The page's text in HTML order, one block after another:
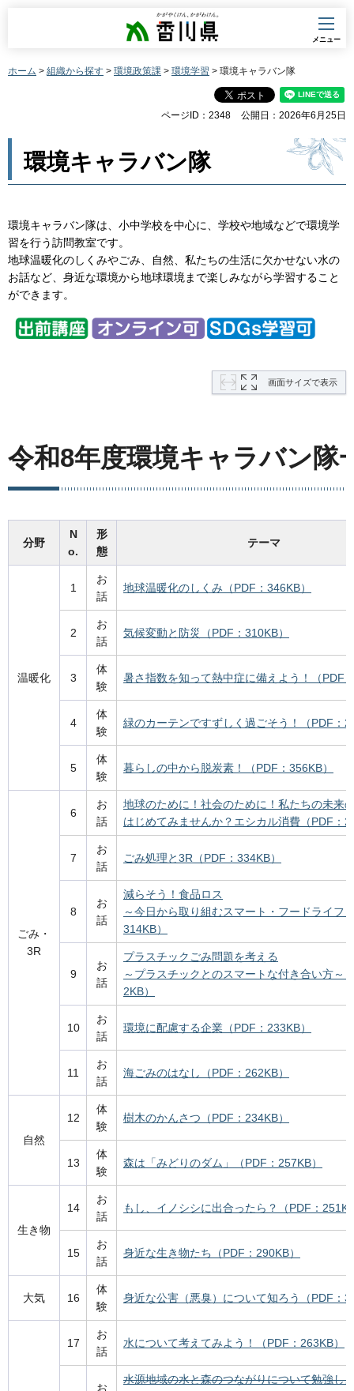
香川県
メニュー
ホーム > 組織から探す > 環境政策課 > 環境学習 > 環境キャラバン隊
ページID：2348 公開日：2026年6月25日
環境キャラバン隊
環境キャラバン隊は、小中学校を中心に、学校や地域などで環境学
習を行う訪問教室です。
地球温暖化のしくみやごみ、自然、私たちの生活に欠かせない水の
お話など、身近な環境から地球環境まで楽しみながら学習すること
ができます。
画面サイズで表示
令和8年度環境キャラバン隊
分野
N
o.
形
態
テーマ
温暖化
1
お
話
地球温暖化のしくみ（PDF：346KB）
2
お
話
気候変動と防災（PDF：310KB）
3
体
験
暑さ指数を知って熱中症に備えよう！（PDF
4
体
験
緑のカーテンですずしく過ごそう！（PDF：
5
体
験
暮らしの中から脱炭素！（PDF：356KB）
ごみ・
3R
6
お
話
地球のために！社会のために！私たちの未来
はじめてみませんか？エシカル消費（PDF：
7
お
話
ごみ処理と3R（PDF：334KB）
8
お
話
減らそう！食品ロス
～今日から取り組むスマート・フードライフ
314KB）
9
お
話
プラスチックごみ問題を考える
～プラスチックとのスマートな付き合い方～
2KB）
10
お
話
環境に配慮する企業（PDF：233KB）
11
お
話
海ごみのはなし（PDF：262KB）
自然
12
体
験
樹木のかんさつ（PDF：234KB）
13
体
験
森は「みどりのダム」（PDF：257KB）
生き物
14
お
話
もし、イノシシに出合ったら？（PDF：
15
お
話
身近な生き物たち（PDF：290KB）
大気 16
体
験
身近な公害（悪臭）について知ろう（PDF：
17
お
話
水について考えてみよう！（PDF：263KB）
お
水源地域の水と森のつながりについて勉強し